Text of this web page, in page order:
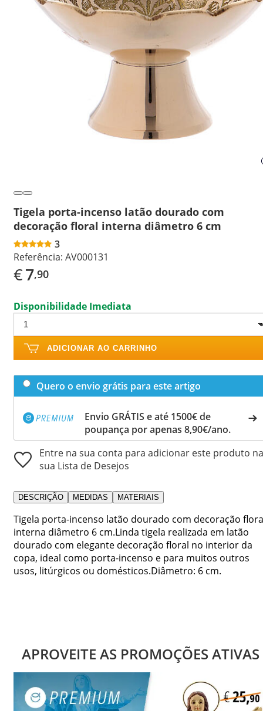
Tigela porta-incenso latão dourado com
decoração floral interna diâmetro 6 cm
3
Referência: AV000131
€7,90
Disponibilidade Imediata
ADICIONAR AO CARRINHO
Quero o envio grátis para este artigo
Envio GRÁTIS e até 1500€ de
poupança por apenas 8,90€/ano.
Entre na sua conta para adicionar este produto na
sua Lista de Desejos
DESCRIÇÃO MEDIDAS MATERIAIS
Tigela porta-incenso latão dourado com decoração
interna diâmetro 6 cm.Linda tigela realizada em latão
dourado com elegante decoração floral no interior da
copa, ideal como porta-incenso e para muitos outros
usos, litúrgicos ou domésticos.Diâmetro: 6 cm.
APROVEITE AS PROMOÇÕES ATIVAS